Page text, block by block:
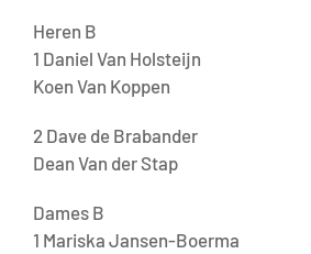
Heren B
1 Daniel Van Holsteijn
Koen Van Koppen
2 Dave de Brabander
Dean Van der Stap
Dames B
1 Mariska Jansen-Boerma